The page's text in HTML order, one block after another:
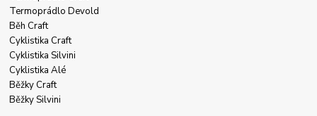
Termoprádlo Devold
Běh Craft
Cyklistika Craft
Cyklistika Silvini
Cyklistika Alé
Běžky Craft
Běžky Silvini